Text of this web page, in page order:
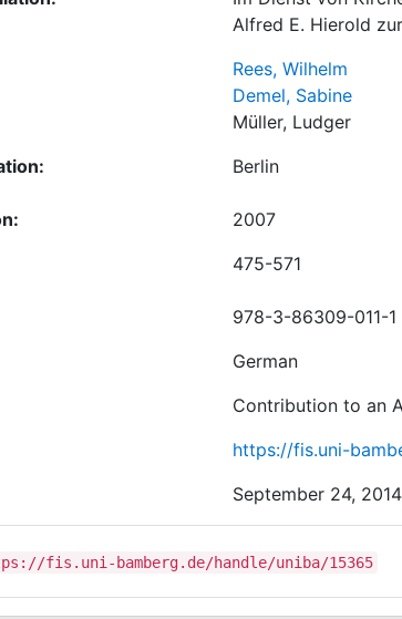
Alfred E. Hierold
Rees, Wilhelm
Demel, Sabine
Müller, Ludger
Berlin
2007
475-571
978-3-86309-011-1
German
Contribution to an
https://fis.uni-
September 24, 2014
fis.uni-bamberg.de/handle/uniba/15365